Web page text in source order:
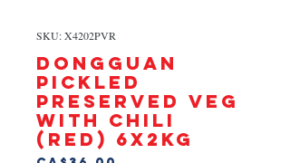
SKU: X4202PVR
DONGGUAN
PICKLED
PRESERVED VEG
WITH CHILI
(RED) 6x2kg